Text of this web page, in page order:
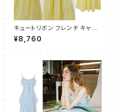
キュートリボン フレンチ キャミ
ワンピース ドレス ティアード フ
レアドレス イエロー
¥8,760